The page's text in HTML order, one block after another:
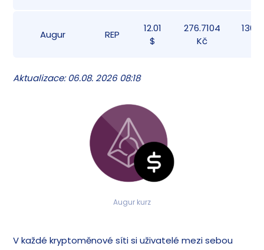
Augur REP
12.01
$
276.7104
Kč
Aktualizace: 06.08. 2026 08:18
Augur kurz
V každé kryptoměnové síti si uživatelé mezi sebou